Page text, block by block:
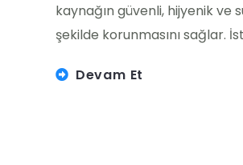
kaynağın güvenli, hijyenik ve
şekilde korunmasını sağlar.
Devam Et